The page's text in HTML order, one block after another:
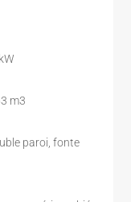
m3
paroi, fonte